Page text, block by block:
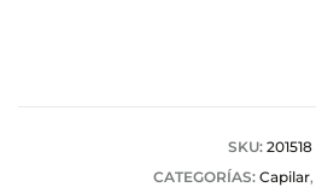
SKU: 201518
CATEGORÍAS: Capilar,